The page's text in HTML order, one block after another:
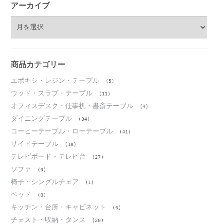
アーカイブ
ブ
商品カテゴリー
エポキシ・レジン・テーブル (5)
ウッド・スラブ・テーブル (11)
オフィスデスク・仕事机・書斎テーブル (4)
ダイニングテーブル (34)
コーヒーテーブル・ローテーブル (41)
サイドテーブル (18)
テレビボード・テレビ台 (27)
ソファ (0)
椅子・シングルチェア (1)
ベッド (0)
キッチン・台所・キャビネット (6)
チェスト・収納・タンス (20)